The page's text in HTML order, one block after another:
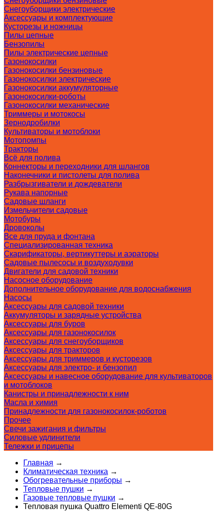
Снегоуборщики электрические
Аксессуары и комплектующие
Кусторезы и ножницы
Пилы цепные
Бензопилы
Пилы электрические цепные
Газонокосилки
Газонокосилки бензиновые
Газонокосилки электрические
Газонокосилки аккумуляторные
Газонокосилки-роботы
Газонокосилки механические
Триммеры и мотокосы
Зернодробилки
Культиваторы и мотоблоки
Мотопомпы
Тракторы
Всё для полива
Коннекторы и переходники для шлангов
Наконечники и пистолеты для полива
Разбрызгиватели и дождеватели
Рукава напорные
Садовые шланги
Измельчители садовые
Мотобуры
Дровоколы
Все для пруда и фонтана
Специализированная техника
Скарификаторы, вертикуттеры и аэраторы
Садовые пылесосы и воздуходувки
Двигатели для садовой техники
Насосное оборудование
Дополнительное оборудование для водоснабжения
Насосы
Аксессуары для садовой техники
Аккумуляторы и зарядные устройства
Аксессуары для буров
Аксессуары для газонокосилок
Аксессуары для снегоуборщиков
Аксессуары для тракторов
Аксессуары для триммеров и кусторезов
Аксессуары для электро- и бензопил
Аксессуары и навесное оборудование для культиваторов
и мотоблоков
Канистры и принадлежности к ним
Масла и химия
Принадлежности для газонокосилок-роботов
Прочее
Свечи зажигания и фильтры
Силовые удлинители
Тележки и прицепы
Главная →
Климатическая техника →
Обогревательные приборы →
Тепловые пушки →
Газовые тепловые пушки →
Тепловая пушка Quattro Elementi QE-80G